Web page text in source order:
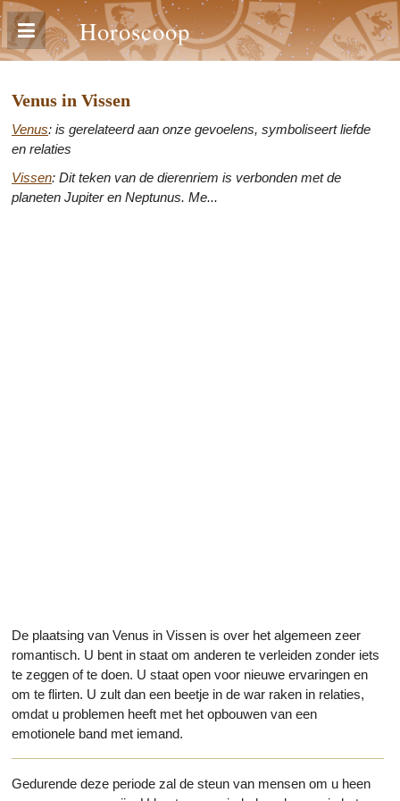
Horoscoop
Venus in Vissen
Venus: is gerelateerd aan onze gevoelens, symboliseert liefde
en relaties
Vissen: Dit teken van de dierenriem is verbonden met de
planeten Jupiter en Neptunus. Me...
De plaatsing van Venus in Vissen is over het algemeen zeer
romantisch. U bent in staat om anderen te verleiden zonder iets
te zeggen of te doen. U staat open voor nieuwe ervaringen en
om te flirten. U zult dan een beetje in de war raken in relaties,
omdat u problemen heeft met het opbouwen van een
emotionele band met iemand.
Gedurende deze periode zal de steun van mensen om u heen